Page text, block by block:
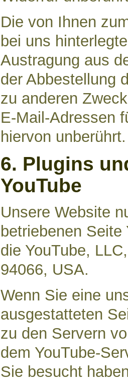
Die von Ihnen
bei uns
Austragung aus
der Abbestellung
zu anderen
E-Mail-Adressen
hiervon unberührt.
6. Plugins
YouTube
Unsere Website
betriebenen
die YouTube,
94066, USA.
Wenn Sie eine
ausgestatteten
zu den Servern
dem YouTube-
Sie besucht